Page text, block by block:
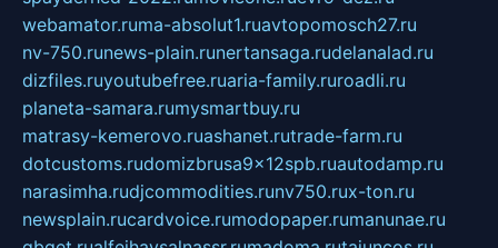
webamator.ruma-absolut1.ruavtopomosch27.ru
nv-750.runews-plain.runertansaga.rudelanalad.ru
dizfiles.ruyoutubefree.ruaria-family.ruroadli.ru
planeta-samara.rumysmartbuy.ru
matrasy-kemerovo.ruashanet.rutrade-farm.ru
dotcustoms.rudomizbrusa9x12spb.ruautodamp.ru
narasimha.rudjcommodities.runv750.rux-ton.ru
newsplain.rucardvoice.rumodopaper.rumanunae.ru